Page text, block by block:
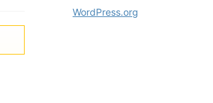
WordPress.org